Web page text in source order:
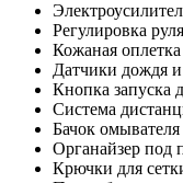
Регулировка
Кожаная оплетка
Датчики дождя и
Кнопка запуска
Система
Бачок
Органайзер под
Крючки для